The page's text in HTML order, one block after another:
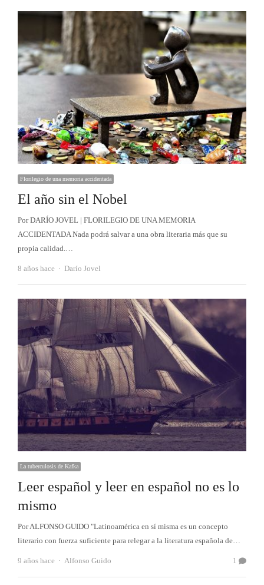
Florilegio de una memoria accidentada
El año sin el Nobel
Por DARÍO JOVEL | FLORILEGIO DE UNA MEMORIA
ACCIDENTADA Nada podrá salvar a una obra literaria más que su
propia calidad.…
8 años hace Autor
Darío Jovel
La tuberculosis de Kafka
Leer español y leer en español no es lo
mismo
Por ALFONSO GUIDO "Latinoamérica en sí misma es un concepto
literario con fuerza suficiente para relegar a la literatura española de…
9 años hace Autor
Alfonso Guido 1